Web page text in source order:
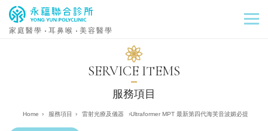
家庭醫學 耳鼻喉 美容醫學
SERVICE ITEMS
服務項目
› 服務項目 › 雷射光療及儀器 ›Ultraformer MPT 最新第四代海芙音波媚必提